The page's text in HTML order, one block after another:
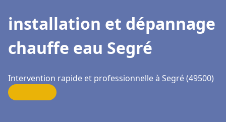
installation et dépannage
chauffe eau Segré
Intervention rapide et professionnelle à Segré (49500)